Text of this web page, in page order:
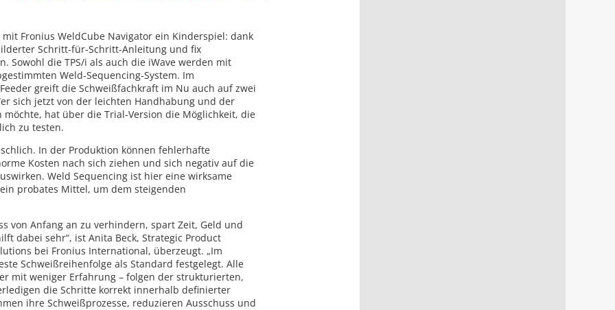
Fronius WeldCube Navigator ein Kinderspiel: dank
Schritt-für-Schritt-Anleitung und fix
Sowohl die TPS/i als auch die iWave werden mit
Weld-Sequencing-System. Im
greift die Schweißfachkraft im Nu auch auf zwei
sich jetzt von der leichten Handhabung und der
möchte, hat über die Trial-Version die Möglichkeit, die
zu testen.
In der Produktion können fehlerhafte
Kosten nach sich ziehen und sich negativ auf die
Weld Sequencing ist hier eine wirksame
probates Mittel, um dem steigenden
von Anfang an zu verhindern, spart Zeit, Geld und
dabei sehr“, ist Anita Beck, Strategic Product
bei Fronius International, überzeugt. „Im
Schweißreihenfolge als Standard festgelegt. Alle
mit weniger Erfahrung – folgen der strukturierten,
die Schritte korrekt innerhalb definierter
ihre Schweißprozesse, reduzieren Ausschuss und